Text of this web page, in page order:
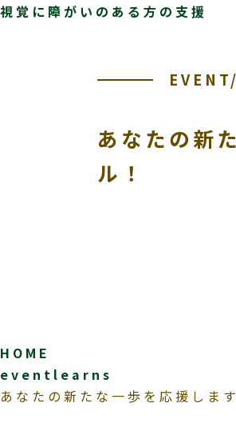
視覚に障がいのある方の支援
あなたの新
ル！
HOME
eventlearns
あなたの新たな一歩を応援しま